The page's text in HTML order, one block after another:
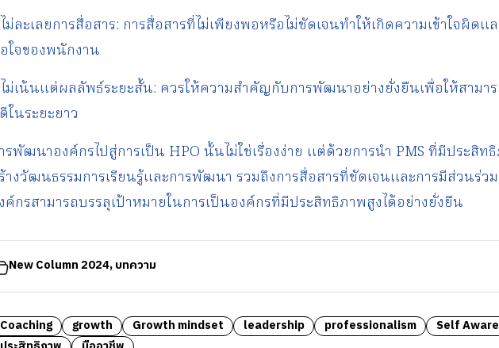
ม่ละเลยการสื่อสาร: การสื่อสารที่ไม่เพียงพอหรือไม่ชัดเจนทำให้เกิดความเข้าใจผิด
ใจของพนักงาน
ม่เน้นแต่ผลลัพธ์ระยะสั้น: ควรให้ความสำคัญกับการพัฒนาอย่างยั่งยืนเพื่อให้สามา
ในระยะยาว
รพัฒนาองค์กรไปสู่การเป็น HPO นั้นไม่ใช่เรื่องง่าย แต่ด้วยการนำ PMS ที่มีประสิท
างวัฒนธรรมการเรียนรู้และการพัฒนา รวมถึงการสื่อสารที่ชัดเจนและการมีส่วนร่ว
ค์กรสามารถบรรลุเป้าหมายในการเป็นองค์กรที่มีประสิทธิภาพสูงได้อย่างยั่งยืน
New Column 2024,บทความ
Coaching growth Growth mindset leadership professionalism
Self